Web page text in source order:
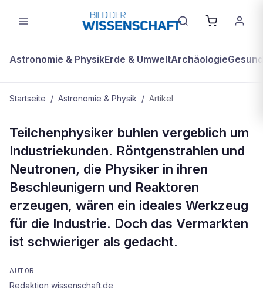
Astronomie & PhysikErde & UmweltArchäologie
Startseite / Astronomie & Physik / Artikel
Ladenhüter im Angebot
Teilchenphysiker buhlen vergeblich um
Industriekunden. Röntgenstrahlen und
Neutronen, die Physiker in ihren
Beschleunigern und Reaktoren
erzeugen, wären ein ideales Werkzeug
für die Industrie. Doch das Vermarkten
ist schwieriger als gedacht.
AUTOR
Redaktion wissenschaft.de